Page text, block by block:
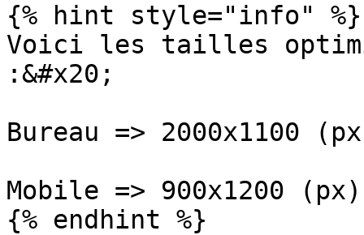
{% hint style="info" %}
Voici les tailles
:&#x20;
Bureau => 2000x1100
Mobile => 900x1200 (px)
{% endhint %}